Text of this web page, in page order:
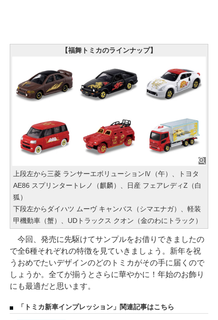
【福舞トミカのラインナップ】
上段左から三菱 ランサーエボリューションⅣ（午）、トヨタ
AE86 スプリンタートレノ（麒麟）、日産 フェアレディZ（白
狐）
下段左からダイハツ ムーヴ キャンバス（シマエナガ）、軽装
甲機動車（蟹）、UDトラックス クオン（金のわにトラック）
今回、発売に先駆けてサンプルをお借りできましたの
で全6種それぞれの特徴を見ていきましょう。新年を祝
うおめでたいデザインのどのトミカがその手に届くので
しょうか。全てが揃うとさらに華やかに！年始のお飾り
にも最適だと思います。
「トミカ新車インプレッション」関連記事はこちら